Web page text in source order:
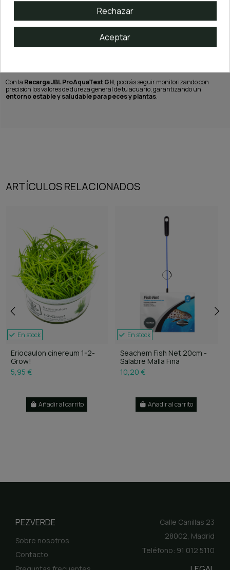
DESCRIPCIÓN
Características principales de la Recarga JBL ProAquaTest GH:
test de dureza general (GH) de JBL
Incluye únicamente elreactivo, no el kit completo.
Con la Recarga JBL ProAquaTest GH, podrás seguir monitorizando con
precisión los valores de dureza general de tu acuario, garantizando un
entorno estable y saludable para peces y plantas.
ARTÍCULOS RELACIONADOS
En stock
Eriocaulon cinereum 1-2-
Grow!
5,95 €
Añadir al carrito
En stock
Seachem Fish Net 20cm -
Salabre Malla Fina
10,20 €
Añadir al carrito
PEZVERDE
Sobre nosotros
Contacto
Calle Canillas 23
28002, Madrid
Teléfono: 91 012 5110
Rechazar
Aceptar